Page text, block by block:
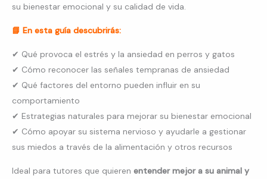
su bienestar emocional y su calidad de vida.
📘 En esta guía descubrirás:
✔ Qué provoca el estrés y la ansiedad en perros y gatos
✔ Cómo reconocer las señales tempranas de ansiedad
✔ Qué factores del entorno pueden influir en su
comportamiento
✔ Estrategias naturales para mejorar su bienestar emocional
✔ Cómo apoyar su sistema nervioso y ayudarle a gestionar
sus miedos a través de la alimentación y otros recursos
Ideal para tutores que quieren entender mejor a su animal y